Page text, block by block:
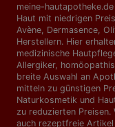
meine-
Haut mit niedrigen
Avène, Dermasence,
Herstellern. Hier
medizinische
Allergiker,
breite Auswahl an
mitteln zu günstigen
Naturkosmetik und
zu reduzierten
auch rezeptfreie